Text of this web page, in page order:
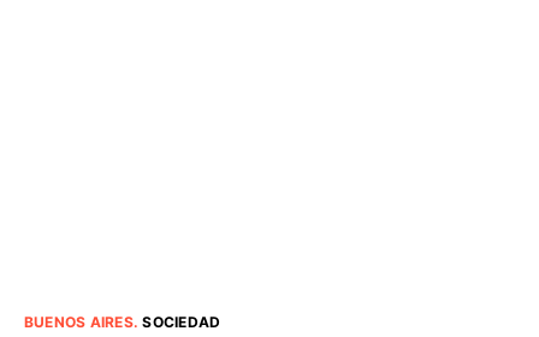
BUENOS AIRES.SOCIEDAD